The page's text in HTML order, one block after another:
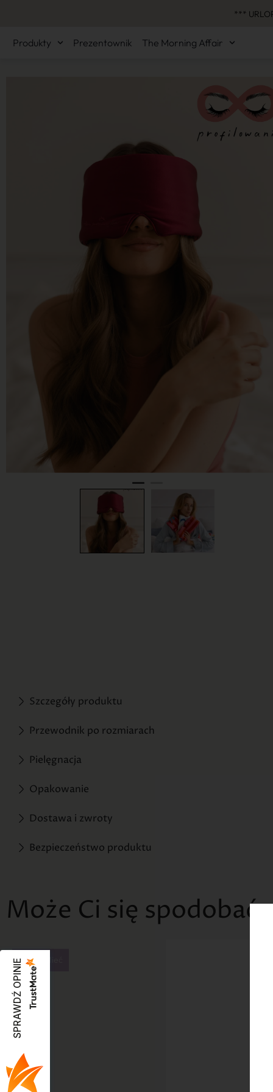
***
Produkty Prezentownik The Morning Affair
Szczegóły produktu
Przewodnik po rozmiarach
Pielęgnacja
Opakowanie
Dostawa i zwroty
Bezpieczeństwo produktu
Może Ci się spodobać
Warto Mieć
SPRAWDŹ OPINIE